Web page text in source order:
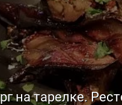
на тарелке.